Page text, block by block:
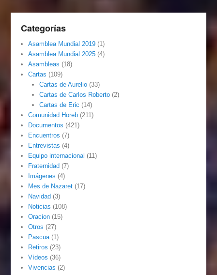
Categorías
Asamblea Mundial 2019 (1)
Asamblea Mundial 2025 (4)
Asambleas (18)
Cartas (109)
Cartas de Aurelio(33)
Cartas de Carlos Roberto(2)
Cartas de Eric (14)
Comunidad Horeb (211)
Documentos (421)
Encuentros (7)
Entrevistas (4)
Equipo internacional (11)
Fraternidad (7)
Imágenes (4)
Mes de Nazaret (17)
Navidad (3)
Noticias (108)
Oracion (15)
Otros (27)
Pascua(1)
Retiros (23)
Vídeos (36)
Vivencias (2)